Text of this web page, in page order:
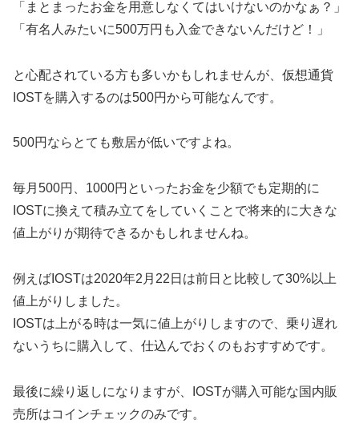
「まとまったお金を用意しなくてはいけないのかなぁ？」
「有名人みたいに500万円も入金できないんだけど！」
と心配されている方も多いかもしれませんが、仮想通貨
IOSTを購入するのは500円から可能なんです。
500円ならとても敷居が低いですよね。
毎月500円、1000円といったお金を少額でも定期的に
IOSTに換えて積み立てをしていくことで将来的に大きな
値上がりが期待できるかもしれませんね。
例えばIOSTは2020年2月22日は前日と比較して30%以上
値上がりしました。
IOSTは上がる時は一気に値上がりしますので、乗り遅れ
ないうちに購入して、仕込んでおくのもおすすめです。
最後に繰り返しになりますが、IOSTが購入可能な国内販
売所はコインチェックのみです。